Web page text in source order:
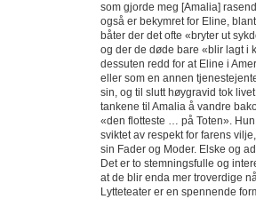
som gjorde meg [Amalia]
også er bekymret for Eline,
båter der det ofte «bryter ut
og der de døde bare «blir lagt i
dessuten redd for at Eline i
eller som en annen
sin, og til slutt høygravid tok
tankene til Amalia å vandre
«den flotteste … på Toten».
sviktet av respekt for farens
sin Fader og Moder. Elske og
Det er to stemningsfulle og
at de blir enda mer troverdige
Lytteteater er en spennende